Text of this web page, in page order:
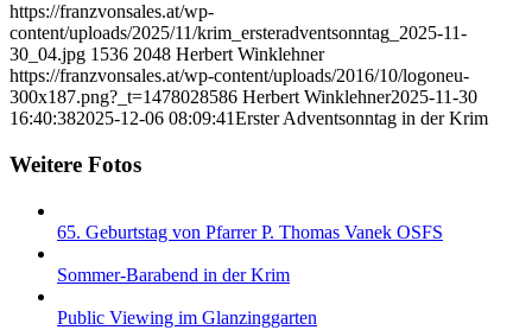
https://franzvonsales.at/wp-
content/uploads/2025/11/krim_ersteradventsonntag_2025-11-
30_04.jpg 1536 2048 Herbert Winklehner
https://franzvonsales.at/wp-content/uploads/2016/10/logoneu-
300x187.png?_t=1478028586 Herbert Winklehner2025-11-30
16:40:382025-12-06 08:09:41Erster Adventsonntag in der Krim
Weitere Fotos
65. Geburtstag von Pfarrer P. Thomas Vanek OSFS
Sommer-Barabend in der Krim
Public Viewing im Glanzinggarten